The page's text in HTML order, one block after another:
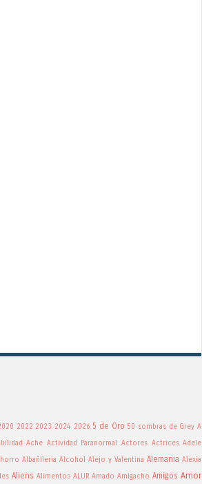
2022 2023 2024 2026 5 de Oro 50 sombras de Grey A
Ache Actividad Paranormal Actores Actrices Adele
Albañileria Alcohol Alejo y Valentina Alemania Alexia
Aliens Alimentos ALUR Amado Amigacho Amigos Amor